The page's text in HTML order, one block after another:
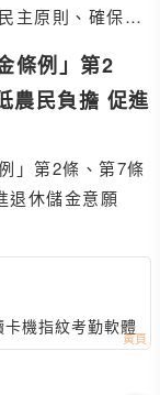
主原則、確保國
條例」第2
農民負擔 促進
」第2條、第7條
退休儲金意願
機指紋考勤軟體